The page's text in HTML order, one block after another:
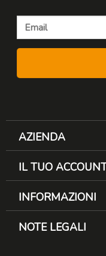
AZIENDA
IL TUO
INFORMAZIONI
NOTE LEGALI